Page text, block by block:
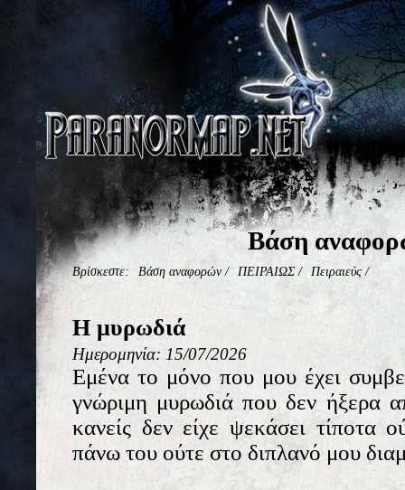
Βάση
Βρίσκεστε: Βάση αναφορών/ ΠΕΙΡΑΙΩΣ / Πειραιεύς /
Η μυρωδιά
Ημερομηνία: 15/07/2026
Εμένα το μόνο που μου έχει
γνώριμη μυρωδιά που δεν ήξερα
κανείς δεν είχε ψεκάσει τίποτα
πάνω του ούτε στο διπλανό μου